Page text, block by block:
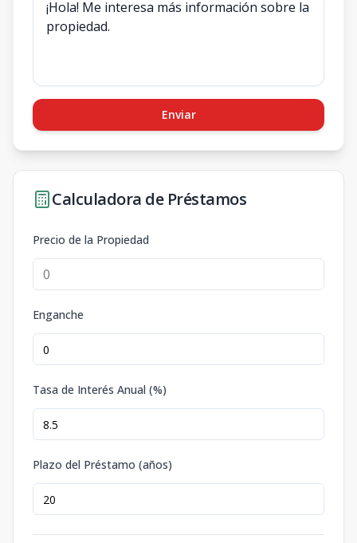
Enviar
Calculadora de Préstamos
Precio de la Propiedad
Enganche
Tasa de Interés Anual (%)
Plazo del Préstamo (años)